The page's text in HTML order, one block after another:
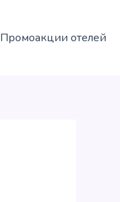
Промоакции отелей